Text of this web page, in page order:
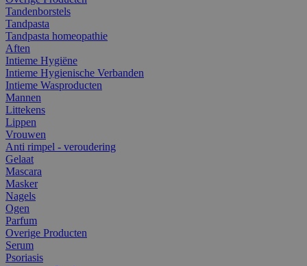
Tandenborstels
Tandpasta
Tandpasta homeopathie
Aften
Intieme Hygiëne
Intieme Hygienische Verbanden
Intieme Wasproducten
Mannen
Littekens
Lippen
Vrouwen
Anti rimpel - veroudering
Gelaat
Mascara
Masker
Nagels
Ogen
Parfum
Overige Producten
Serum
Psoriasis